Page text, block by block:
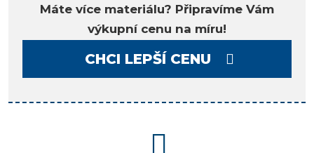
Máte více materiálu? Připravíme Vám
výkupní cenu na míru!
CHCI LEPŠÍ CENU